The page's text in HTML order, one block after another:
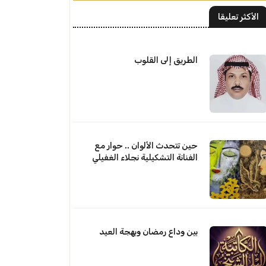
الأكثر تعليقا
الطريق إلى القلوب
حين تتحدث الألوان .. حوار مع
الفنانة التشكيلية نجلاء الغفيلي
بين وداع رمضان وبهجة العيد